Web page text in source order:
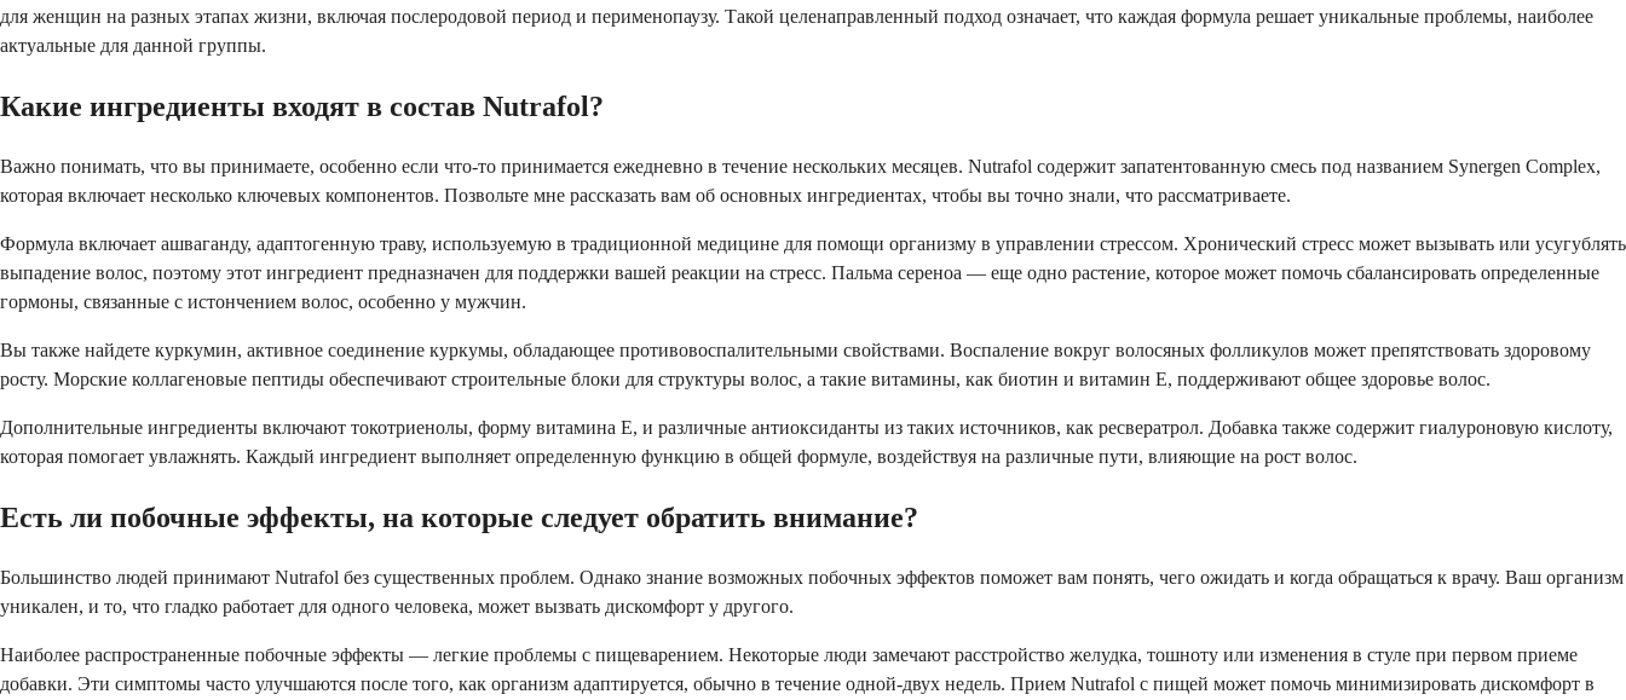
для женщин на разных этапах жизни, включая послеродовой период и перименопаузу. Такой целенаправленный подход означает, что каждая формула решает уникальные проблемы, наиболее
актуальные для данной группы.
Какие ингредиенты входят в состав Nutrafol?
Важно понимать, что вы принимаете, особенно если что-то принимается ежедневно в течение нескольких месяцев. Nutrafol содержит запатентованную смесь под названием Synergen Complex,
которая включает несколько ключевых компонентов. Позвольте мне рассказать вам об основных ингредиентах, чтобы вы точно знали, что рассматриваете.
Формула включает ашваганду, адаптогенную траву, используемую в традиционной медицине для помощи организму в управлении стрессом. Хронический стресс может вызывать или усугублять
выпадение волос, поэтому этот ингредиент предназначен для поддержки вашей реакции на стресс. Пальма сереноа — еще одно растение, которое может помочь сбалансировать определенные
гормоны, связанные с истончением волос, особенно у мужчин.
Вы также найдете куркумин, активное соединение куркумы, обладающее противовоспалительными свойствами. Воспаление вокруг волосяных фолликулов может препятствовать здоровому
росту. Морские коллагеновые пептиды обеспечивают строительные блоки для структуры волос, а такие витамины, как биотин и витамин Е, поддерживают общее здоровье волос.
Дополнительные ингредиенты включают токотриенолы, форму витамина Е, и различные антиоксиданты из таких источников, как ресвератрол. Добавка также содержит гиалуроновую кислоту,
которая помогает увлажнять. Каждый ингредиент выполняет определенную функцию в общей формуле, воздействуя на различные пути, влияющие на рост волос.
Есть ли побочные эффекты, на которые следует обратить внимание?
Большинство людей принимают Nutrafol без существенных проблем. Однако знание возможных побочных эффектов поможет вам понять, чего ожидать и когда обращаться к врачу. Ваш организм
уникален, и то, что гладко работает для одного человека, может вызвать дискомфорт у другого.
Наиболее распространенные побочные эффекты — легкие проблемы с пищеварением. Некоторые люди замечают расстройство желудка, тошноту или изменения в стуле при первом приеме
добавки. Эти симптомы часто улучшаются после того, как организм адаптируется, обычно в течение одной-двух недель. Прием Nutrafol с пищей может помочь минимизировать дискомфорт в